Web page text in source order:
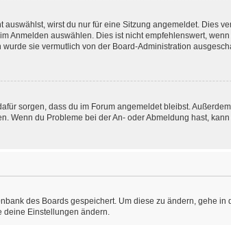
wirst du nur für eine Sitzung angemeldet. Dies
Anmelden auswählen. Dies ist nicht empfehlenswert,
sie vermutlich von der Board-Administration
sorgen, dass du im Forum angemeldet bleibst.
Wenn du Probleme bei der An- oder Abmeldung hast,
des Boards gespeichert. Um diese zu ändern, gehe in
deine Einstellungen ändern.